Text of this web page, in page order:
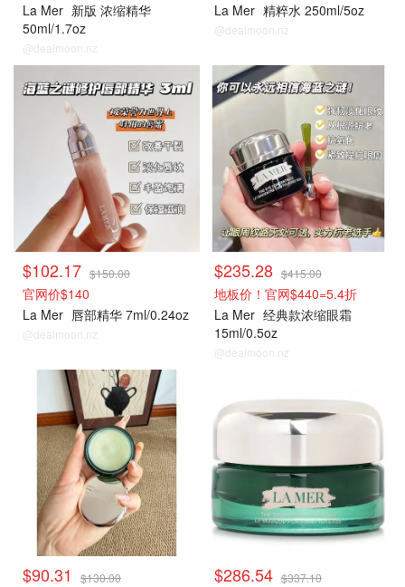
La Mer 新版 浓缩精华
50ml/1.7oz
@dealmoon.nz
La Mer 精粹水 250ml/5oz
@dealmoon.nz
La Mer
$102.17 $150.00
官网价$140
La Mer 唇部精华 7ml/0.24oz
@dealmoon.nz
La Mer
$235.28 $415.00
地板价！官网$440=5.4折
La Mer 经典款浓缩眼霜
15ml/0.5oz
@dealmoon.nz
$90.31 $130.00 $286.54 $337.10